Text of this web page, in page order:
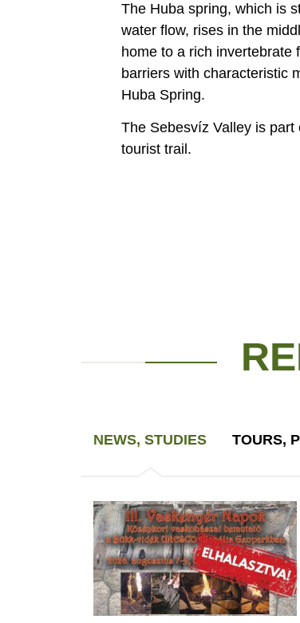
The Huba spring, which is
water flow, rises in the
home to a rich invertebrate
barriers with characteristic
Huba Spring.
The Sebesvíz Valley is
tourist trail.
NEWS, STUDIES TOURS,